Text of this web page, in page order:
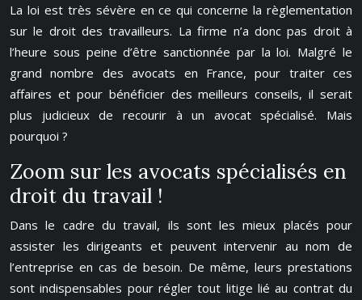
La loi est très sévère en ce qui concerne la règlementation
sur le droit des travailleurs. La firme n’a donc pas droit à
l’heure sous peine d’être sanctionnée par la loi. Malgré le
grand nombre des avocats en France, pour traiter ces
affaires et pour bénéficier des meilleurs conseils, il serait
plus judicieux de recourir à un avocat spécialisé. Mais
pourquoi ?
Zoom sur les avocats spécialisés en
droit du travail !
Dans le cadre du travail, ils sont les mieux placés pour
assister les dirigeants et peuvent intervenir au nom de
l’entreprise en cas de besoin. De même, leurs prestations
sont indispensables pour régler tout litige lié au contrat du